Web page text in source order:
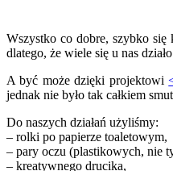
Wszystko co dobre, szybko
dlatego, że wiele się u nas
A być może dzięki projektowi
jednak nie było tak całkiem
Do naszych działań użyliśmy:
– rolki po papierze toaletowym,
– pary oczu (plastikowych, nie
– kreatywnego drucika,